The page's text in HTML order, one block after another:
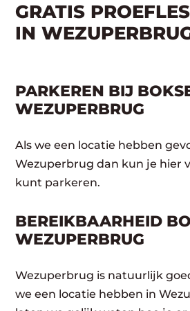
GRATIS
IN
PARKEREN BIJ
WEZUPERBRUG
Als we een locatie hebben
Wezuperbrug dan kun je hier
kunt parkeren.
BEREIKBAARHEID
WEZUPERBRUG
Wezuperbrug is natuurlijk
we een locatie hebben in